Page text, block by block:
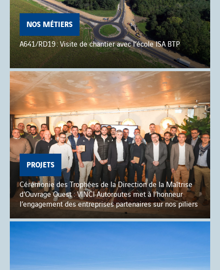
NOS MÉTIERS
A641/RD19 : Visite de chantier avec l’école ISA BTP
PROJETS
Cérémonie des Trophées de la Direction de la Maîtrise
d’Ouvrage Ouest : VINCI Autoroutes met à l’honneur
l’engagement des entreprises partenaires sur nos piliers